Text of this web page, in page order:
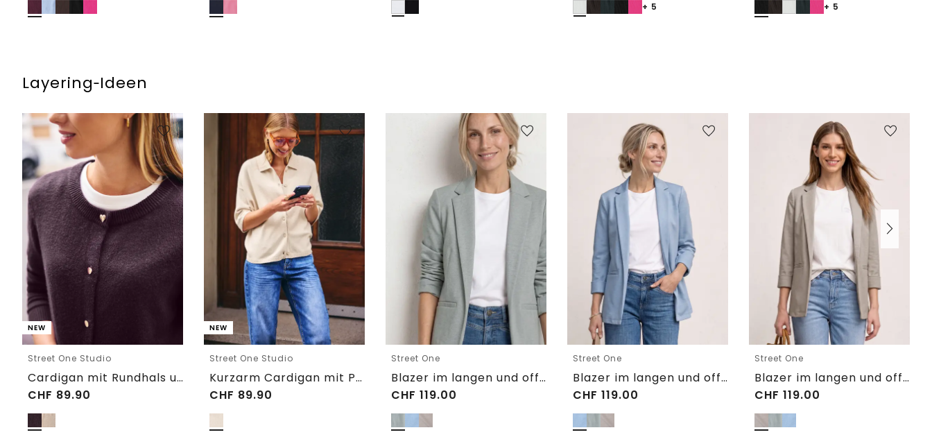
+ 5 + 5
Layering‑Ideen
NEW
Street One Studio
Cardigan mit Rundhals und Knöpfen
CHF 89.90
NEW
Street One Studio
Kurzarm Cardigan mit Polokragen
CHF 89.90
Street One
Blazer im langen und offenen Schnitt
CHF 119.00
Street One
Blazer im langen und offenen Schnitt
CHF 119.00
Street One
Blazer im langen und offenen Schnitt
CHF 119.00